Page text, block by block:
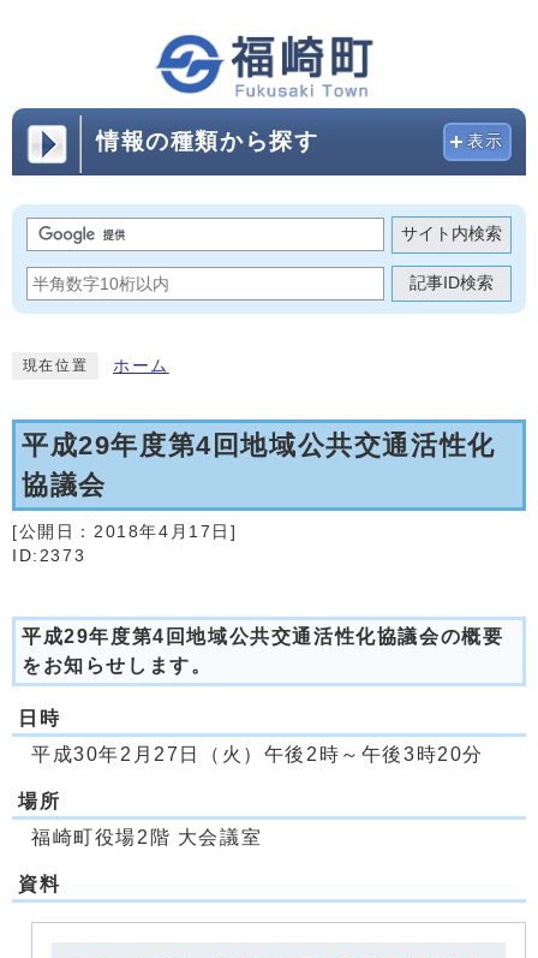
情報の種類から探す 表示
サイト内検索
記事ID検索
現在位置 ホーム
平成29年度第4回地域公共交通活性化
協議会
[公開日： 2018年4月17日 ]
ID:2373
平成29年度第4回地域公共交通活性化協議会の概要
をお知らせします。
日時
平成30年2月27日（火）午後2時～午後3時20分
場所
福崎町役場2階 大会議室
資料